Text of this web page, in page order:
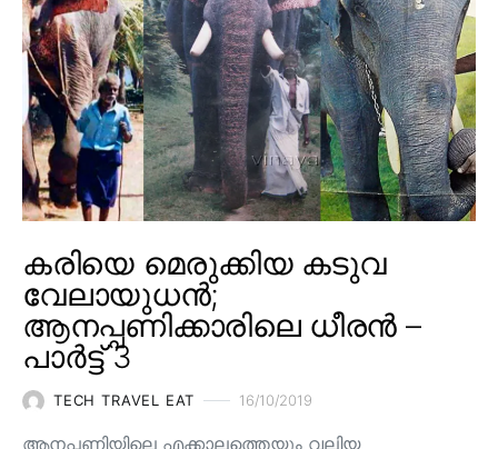
കരിയെ മെരുക്കിയ കടുവ
വേലായുധൻ;
ആനപ്പണിക്കാരിലെ ധീരൻ –
പാർട്ട് 3
TECH TRAVEL EAT 16/10/2019
ആനപ്പണിയിലെ എക്കാലത്തെയും വലിയ